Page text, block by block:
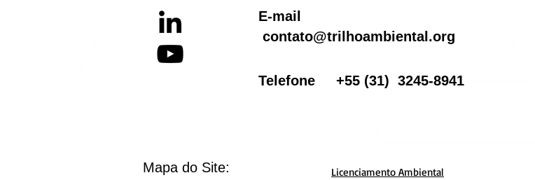
E-mail
contato@trilhoambiental.org
Telefone +55 (31) 3245-8941
Mapa do Site: Licenciamento Ambiental